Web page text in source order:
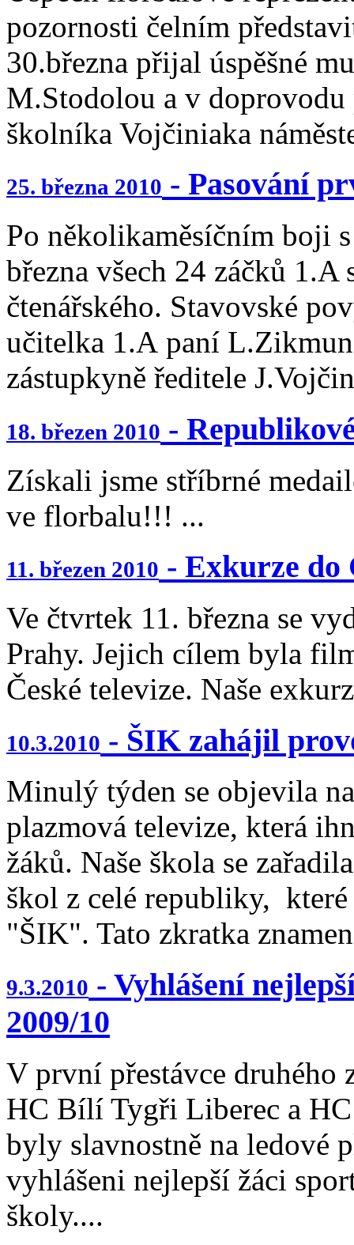
pozornosti čelním
30.března přijal úspěšné
M.Stodolou a v doprovodu
školníka Vojčiniaka
25. března 2010 - Pasování
Po několikaměsíčním boji
března všech 24 záčků 1.A
čtenářského. Stavovské
učitelka 1.A paní
zástupkyně ředitele
18. březen 2010 -
Získali jsme stříbrné
ve florbalu!!! ...
11. březen 2010 - Exkurze do
Ve čtvrtek 11. března se
Prahy. Jejich cílem byla
České televize. Naše
10.3.2010 - ŠIK zahájil
Minulý týden se objevila
plazmová televize, která
žáků. Naše škola se
škol z celé republiky,
"ŠIK". Tato zkratka
9.3.2010 - Vyhlášení
2009/10
V první přestávce druhého
HC Bílí Tygři Liberec a
byly slavnostně na ledové
vyhlášeni nejlepší žáci
školy....